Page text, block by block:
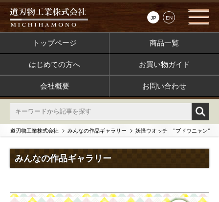
JP EN
トップページ 商品一覧
はじめての方へ お買い物ガイド
会社概要 お問い合わせ
道刃物工業株式会社 みんなの作品ギャラリー 妖怪ウオッチ ”ブドウニャン”
みんなの作品ギャラリー